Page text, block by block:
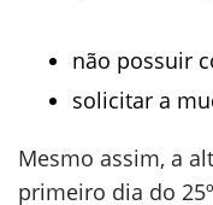
não possuir
solicitar a
Mesmo assim, a
primeiro dia do